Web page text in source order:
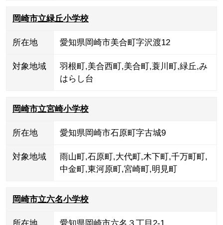
岡崎市立緑丘小学校
所在地 愛知県岡崎市美合町字沢渡12
対象地域 羽根町 ,美合西町 ,美合町 ,蓑川町 ,緑丘,み
はらし台
岡崎市立宮崎小学校
所在地 愛知県岡崎市石原町字古城9
対象地域 雨山町 ,石原町 ,大代町 ,木下町 ,千万町町 ,
中金町 ,東河原町 ,宮崎町 ,明見町
岡崎市立六名小学校